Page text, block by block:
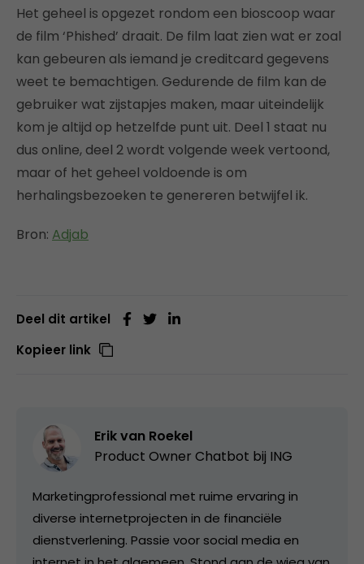
Het geheel is opgezet rondom een bioscoop waar
de film ‘Phished’ draait. De film laat zien wat er zoal
kan gebeuren als iemand je creditcard gegevens
weet te bemachtigen. Gedurende de film kan de
gebruiker wat zijstapjes maken, maar uiteindelijk
kom je altijd op hetzelfde punt uit. Deel 1 staat nu
dus online, deel 2 wordt volgende week vertoond,
maar of het geheel voldoende is om
herhalingsbezoeken te genereren betwijfel ik.
Bron: Adjab
Deel dit artikel
Kopieer link
Erik van Roekel
Product Owner Chatbot bij ING
Marketingprofessional met ruime ervaring in
diverse internetprojecten in de financiële
dienstverlening. Passie voor social media en